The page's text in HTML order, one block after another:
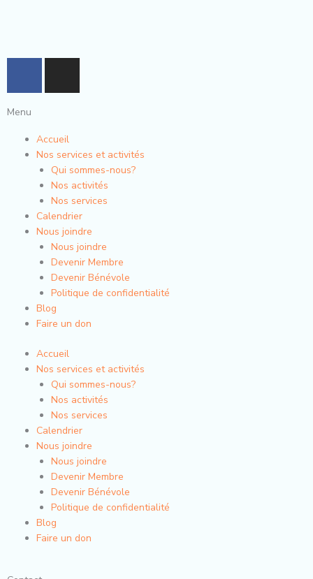
F
c
e
b
o
f
I
s
a
g
r
a
m
Menu
Accueil
Nos services et activités
Qui sommes-nous?
Nos activités
Nos services
Calendrier
Nous joindre
Nous joindre
Devenir Membre
Devenir Bénévole
Politique de confidentialité
Blog
Faire un don
Accueil
Nos services et activités
Qui sommes-nous?
Nos activités
Nos services
Calendrier
Nous joindre
Nous joindre
Devenir Membre
Devenir Bénévole
Politique de confidentialité
Blog
Faire un don